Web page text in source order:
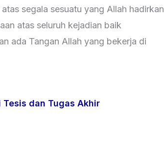
segala sesuatu yang Allah hadirkan
atas seluruh kejadian baik
ada Tangan Allah yang bekerja di
dan Tugas Akhir